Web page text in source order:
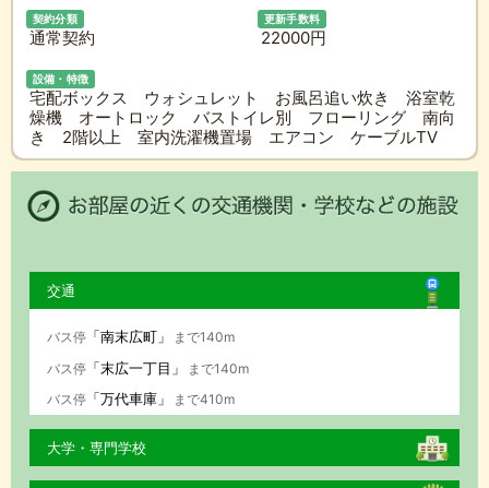
契約分類
通常契約
更新手数料
22000円
設備・特徴
宅配ボックス ウォシュレット お風呂追い炊き 浴室乾
燥機 オートロック バストイレ別 フローリング 南向
き 2階以上 室内洗濯機置場 エアコン ケーブルTV
交通
バス停「南末広町」
まで140m
バス停「末広一丁目」
まで140m
バス停「万代車庫」 まで410m
大学・専門学校